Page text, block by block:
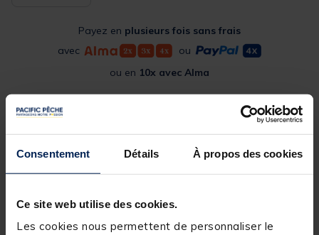
Consentement Détails À propos des cookies
Ce site web utilise des cookies.
Les cookies nous permettent de personnaliser le
Payez en plusieurs fois sans frais
avec
ou
ou en 10x avec Alma
Sélectionner les détails du produit pour connaître leur